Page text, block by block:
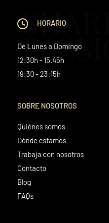
HORARIO
De Lunes a Domingo
12:30h - 15.45h
19:30 - 23:15h
SOBRE NOSOTROS
Quiénes somos
Dónde estamos
Trabaja con nosotros
Contacto
Blog
FAQs